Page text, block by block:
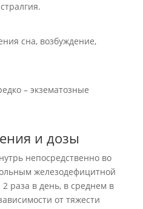
сна, возбуждение,
– экзематозные
и дозы
непосредственно во
железодефицитной
раза в день, в среднем в
от тяжести